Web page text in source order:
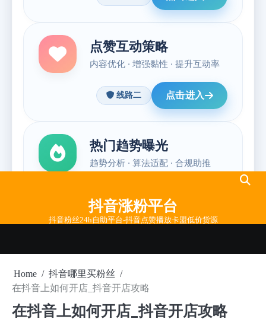
抖音涨粉平台
抖音粉丝24h自助平台-抖音点赞播放卡盟低价货源
Home
抖音哪里买粉丝
在抖音上如何开店_抖音开店攻略
在抖音上如何开店_抖音开店攻略